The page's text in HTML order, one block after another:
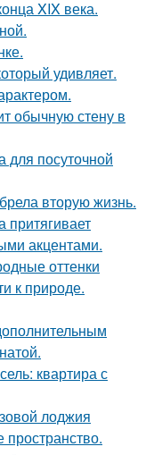
XIX века.
удивляет.
обычную стену в
для посуточной
вторую жизнь.
притягивает
акцентами.
оттенки
к природе.
квартира с
лоджия